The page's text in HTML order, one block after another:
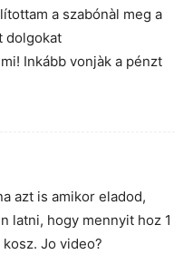
a szabónàl meg a
dolgokat
Inkább vonjàk a pénzt
azt is amikor eladod,
latni, hogy mennyit hoz 1
Jo video?